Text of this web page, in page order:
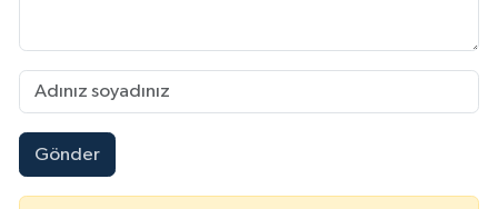
Gönder